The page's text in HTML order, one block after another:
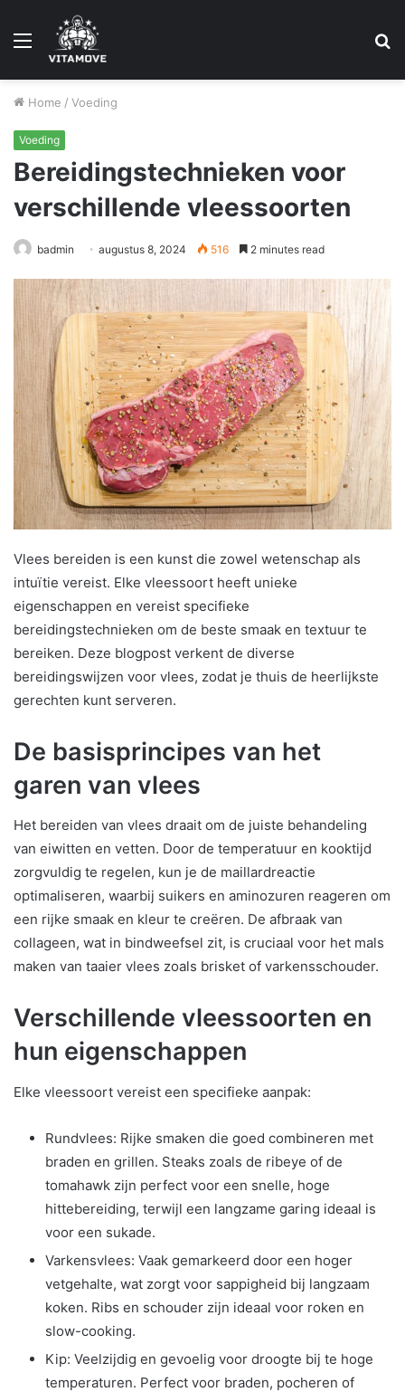
Menu
Home / Voeding
Voeding
Bereidingstechnieken voor
verschillende vleessoorten
badmin augustus 8, 2024 516 2 minutes read
Vlees bereiden is een kunst die zowel wetenschap als
intuïtie vereist. Elke vleessoort heeft unieke
eigenschappen en vereist specifieke
bereidingstechnieken om de beste smaak en textuur te
bereiken. Deze blogpost verkent de diverse
bereidingswijzen voor vlees, zodat je thuis de heerlijkste
gerechten kunt serveren.
De basisprincipes van het
garen van vlees
Het bereiden van vlees draait om de juiste behandeling
van eiwitten en vetten. Door de temperatuur en kooktijd
zorgvuldig te regelen, kun je de maillardreactie
optimaliseren, waarbij suikers en aminozuren reageren om
een rijke smaak en kleur te creëren. De afbraak van
collageen, wat in bindweefsel zit, is cruciaal voor het mals
maken van taaier vlees zoals brisket of varkensschouder.
Verschillende vleessoorten en
hun eigenschappen
Elke vleessoort vereist een specifieke aanpak:
Rundvlees: Rijke smaken die goed combineren met
braden en grillen. Steaks zoals de ribeye of de
tomahawk zijn perfect voor een snelle, hoge
hittebereiding, terwijl een langzame garing ideaal is
voor een sukade.
Varkensvlees: Vaak gemarkeerd door een hoger
vetgehalte, wat zorgt voor sappigheid bij langzaam
koken. Ribs en schouder zijn ideaal voor roken en
slow-cooking.
Kip: Veelzijdig en gevoelig voor droogte bij te hoge
temperaturen. Perfect voor braden, pocheren of